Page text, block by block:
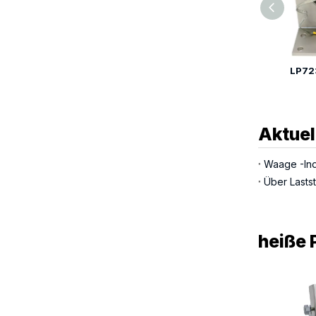
Waage -
Über
heiße